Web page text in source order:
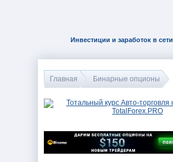
Инвестиции и заработок в сети
Главная Бинарные опционы